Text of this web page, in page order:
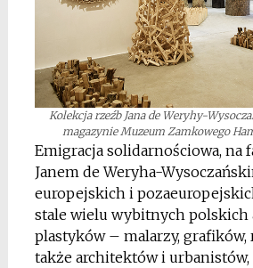
Kolekcja rzeźb Jana de Weryhy-
magazynie Muzeum Zamkowego
Emigracja solidarnościowa, na
Janem de Weryha-
europejskich i
stale wielu wybitnych polskich
plastyków – malarzy, grafików,
także architektów i urbanistów,